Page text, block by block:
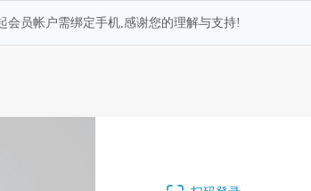
会员帐户需绑定手机,感谢您的理解与支持!